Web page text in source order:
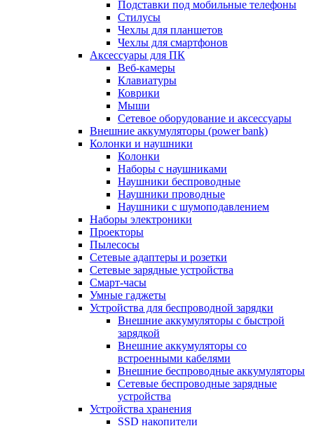
Подставки под мобильные телефоны
Стилусы
Чехлы для планшетов
Чехлы для смартфонов
Аксессуары для ПК
Веб-камеры
Клавиатуры
Коврики
Мыши
Сетевое оборудование и аксессуары
Внешние аккумуляторы (power bank)
Колонки и наушники
Колонки
Наборы с наушниками
Наушники беспроводные
Наушники проводные
Наушники с шумоподавлением
Наборы электроники
Проекторы
Пылесосы
Сетевые адаптеры и розетки
Сетевые зарядные устройства
Смарт-часы
Умные гаджеты
Устройства для беспроводной зарядки
Внешние аккумуляторы с быстрой
зарядкой
Внешние аккумуляторы со
встроенными кабелями
Внешние беспроводные аккумуляторы
Сетевые беспроводные зарядные
устройства
Устройства хранения
SSD накопители